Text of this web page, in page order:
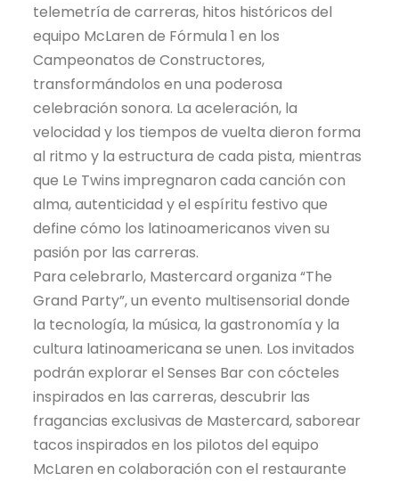
telemetría de carreras, hitos históricos del
equipo McLaren de Fórmula 1 en los
Campeonatos de Constructores,
transformándolos en una poderosa
celebración sonora. La aceleración, la
velocidad y los tiempos de vuelta dieron forma
al ritmo y la estructura de cada pista, mientras
que Le Twins impregnaron cada canción con
alma, autenticidad y el espíritu festivo que
define cómo los latinoamericanos viven su
pasión por las carreras.
Para celebrarlo, Mastercard organiza “The
Grand Party”, un evento multisensorial donde
la tecnología, la música, la gastronomía y la
cultura latinoamericana se unen. Los invitados
podrán explorar el Senses Bar con cócteles
inspirados en las carreras, descubrir las
fragancias exclusivas de Mastercard, saborear
tacos inspirados en los pilotos del equipo
McLaren en colaboración con el restaurante